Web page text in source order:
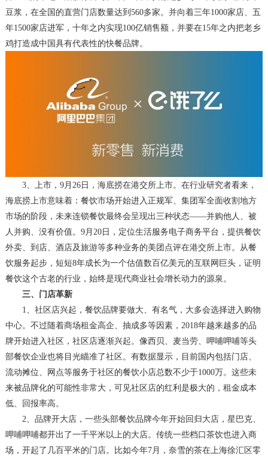
豆浆，在全国的直营门店数量达到560多家。并向着三年1000家店、五
年1500家店进军，十年之内实现100亿销售额，并要在15年之内把老乡
鸡打造成中国具有代表性的快餐品牌。
3、 上市， 9月26日，海底捞在港交所上市。在行业研究者看来，
海底捞上市意味着：餐饮市场开始进入正规军、集团军全面收割地方
市场的阶段，未来连锁餐饮最终会呈现出三种状态——并购他人、被
人并购、没有价值。9月20日，定位生活服务电子商务平台，提供餐饮
外卖、到店、酒店及旅游等多种业务的美团点评在港交所上市。从餐
饮服务起步，短短8年成长为一个估值数百亿美元的互联网巨头，证明
餐饮这个古老的行业，始终是现代商业社会增长动力的源泉。
三、 门店革新
1、 社区店兴起 ， 餐饮品牌要做大、有名气，大多会选择进入购物
中心。不过随着商场租金高企、抽成多等因素， 2018年越来越多的品
牌开始进入社区，社区店逐渐兴起。像西贝、麦当劳、呷哺呷哺等头
部餐饮企业也将目光瞄准了社区。有数据显示，目前国内包括门店、
流动摊位、网点等服务于社区的餐饮小店总数不少于1000万。这些未
来被品牌化的可能性非常大，可见社区店的红利是极大的，租金成本
低、回报率高。
2、 品牌开大店， 一些头部餐饮品牌今年开始回归大店，星巴克、
呷哺呷哺都开出了一千平米以上的大店。传统一些档口茶饮也进入商
场，开起了几百平米的门店。比如今年7月，奈雪的茶在上海徐汇区零